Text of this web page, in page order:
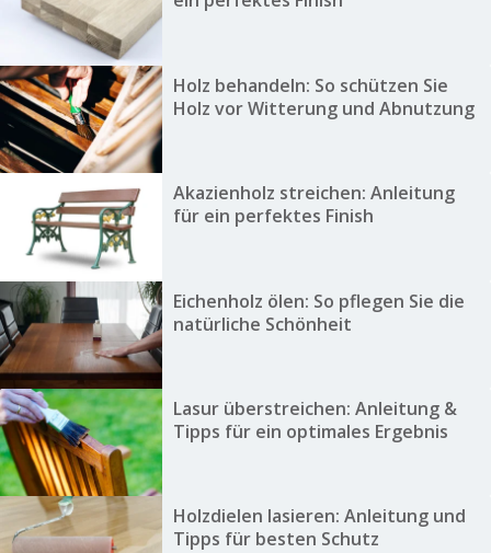
Holz behandeln: So schützen Sie
Holz vor Witterung und Abnutzung
Akazienholz streichen: Anleitung
für ein perfektes Finish
Eichenholz ölen: So pflegen Sie die
natürliche Schönheit
Lasur überstreichen: Anleitung &
Tipps für ein optimales Ergebnis
Holzdielen lasieren: Anleitung und
Tipps für besten Schutz